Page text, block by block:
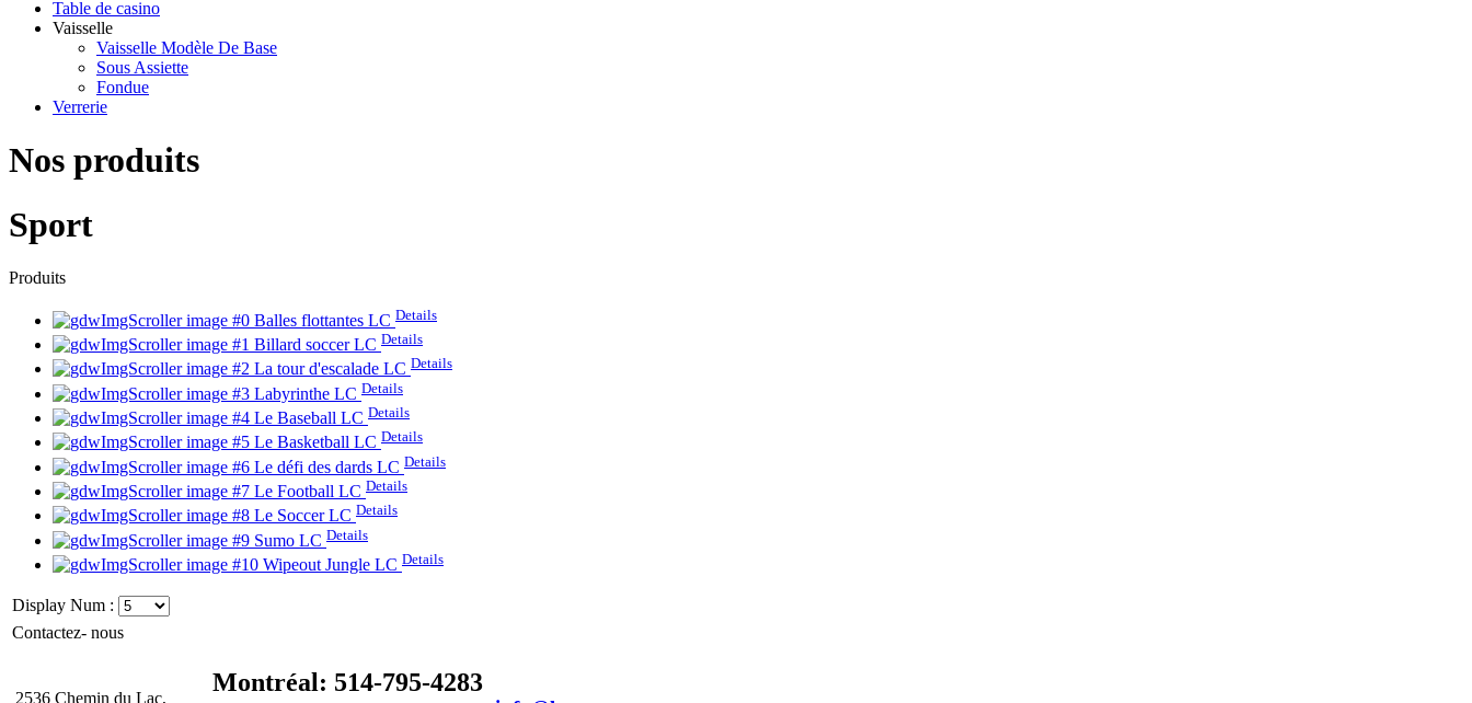
Table de casino
Vaisselle
Vaisselle Modèle De Base
Sous Assiette
Fondue
Verrerie
Nos produits
Sport
Produits
Balles flottantes LC Details
Billard soccer LC Details
La tour d'escalade LC Details
Labyrinthe LC Details
Le Baseball LC Details
Le Basketball LC Details
Le défi des dards LC Details
Le Football LC Details
Le Soccer LC Details
Sumo LC Details
Wipeout Jungle LC Details
Display Num :
Contactez- nous
2536 Chemin du Lac,
Montréal: 514-795-4283